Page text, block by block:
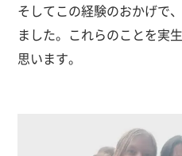
そしてこの経験のおかげで
ました。これらのことを実
思います。